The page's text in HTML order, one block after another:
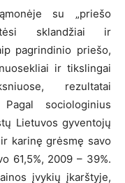
su „priešo
sklandžiai ir
pagrindinio priešo,
ir tikslingai
rezultatai
sociologinius
Lietuvos gyventojų
karinę grėsmę savo
61,5%, 2009 – 39%.
įvykių įkarštyje,